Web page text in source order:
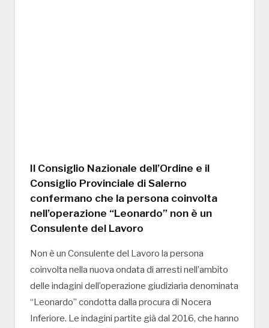
Il Consiglio Nazionale dell’Ordine e il
Consiglio Provinciale di Salerno
confermano che la persona coinvolta
nell’operazione “Leonardo” non è un
Consulente del Lavoro
Non è un Consulente del Lavoro la persona
coinvolta nella nuova ondata di arresti nell’ambito
delle indagini dell’operazione giudiziaria denominata
“Leonardo” condotta dalla procura di Nocera
Inferiore. Le indagini partite già dal 2016, che hanno